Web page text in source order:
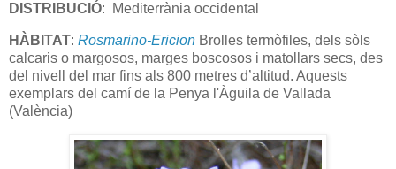
DISTRIBUCIÓ: Mediterrània occidental
HÀBITAT: Rosmarino-Ericion Brolles termòfiles, dels sòls
calcaris o margosos, marges boscosos i matollars secs, des
del nivell del mar fins als 800 metres d’altitud. Aquests
exemplars del camí de la Penya l'Àguila de Vallada
(València)